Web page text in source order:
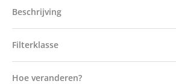
Beschrijving
Filterklasse
Hoe veranderen?